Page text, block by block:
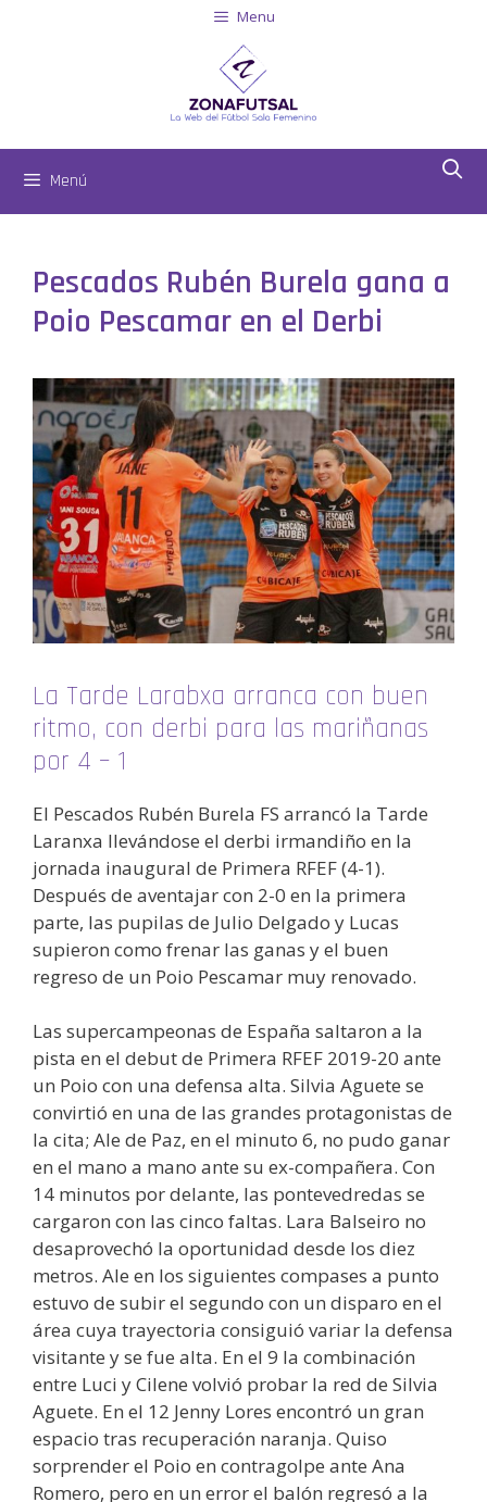
Menu
Menú
Pescados Rubén Burela gana a
Poio Pescamar en el Derbi
La Tarde Larabxa arranca con buen
ritmo, con derbi para las mariñanas
por 4 – 1
El Pescados Rubén Burela FS arrancó la Tarde
Laranxa llevándose el derbi irmandiño en la
jornada inaugural de Primera RFEF (4-1).
Después de aventajar con 2-0 en la primera
parte, las pupilas de Julio Delgado y Lucas
supieron como frenar las ganas y el buen
regreso de un Poio Pescamar muy renovado.
Las supercampeonas de España saltaron a la
pista en el debut de Primera RFEF 2019-20 ante
un Poio con una defensa alta. Silvia Aguete se
convirtió en una de las grandes protagonistas de
la cita; Ale de Paz, en el minuto 6, no pudo ganar
en el mano a mano ante su ex-compañera. Con
14 minutos por delante, las pontevedredas se
cargaron con las cinco faltas. Lara Balseiro no
desaprovechó la oportunidad desde los diez
metros. Ale en los siguientes compases a punto
estuvo de subir el segundo con un disparo en el
área cuya trayectoria consiguió variar la defensa
visitante y se fue alta. En el 9 la combinación
entre Luci y Cilene volvió probar la red de Silvia
Aguete. En el 12 Jenny Lores encontró un gran
espacio tras recuperación naranja. Quiso
sorprender el Poio en contragolpe ante Ana
Romero, pero en un error el balón regresó a la